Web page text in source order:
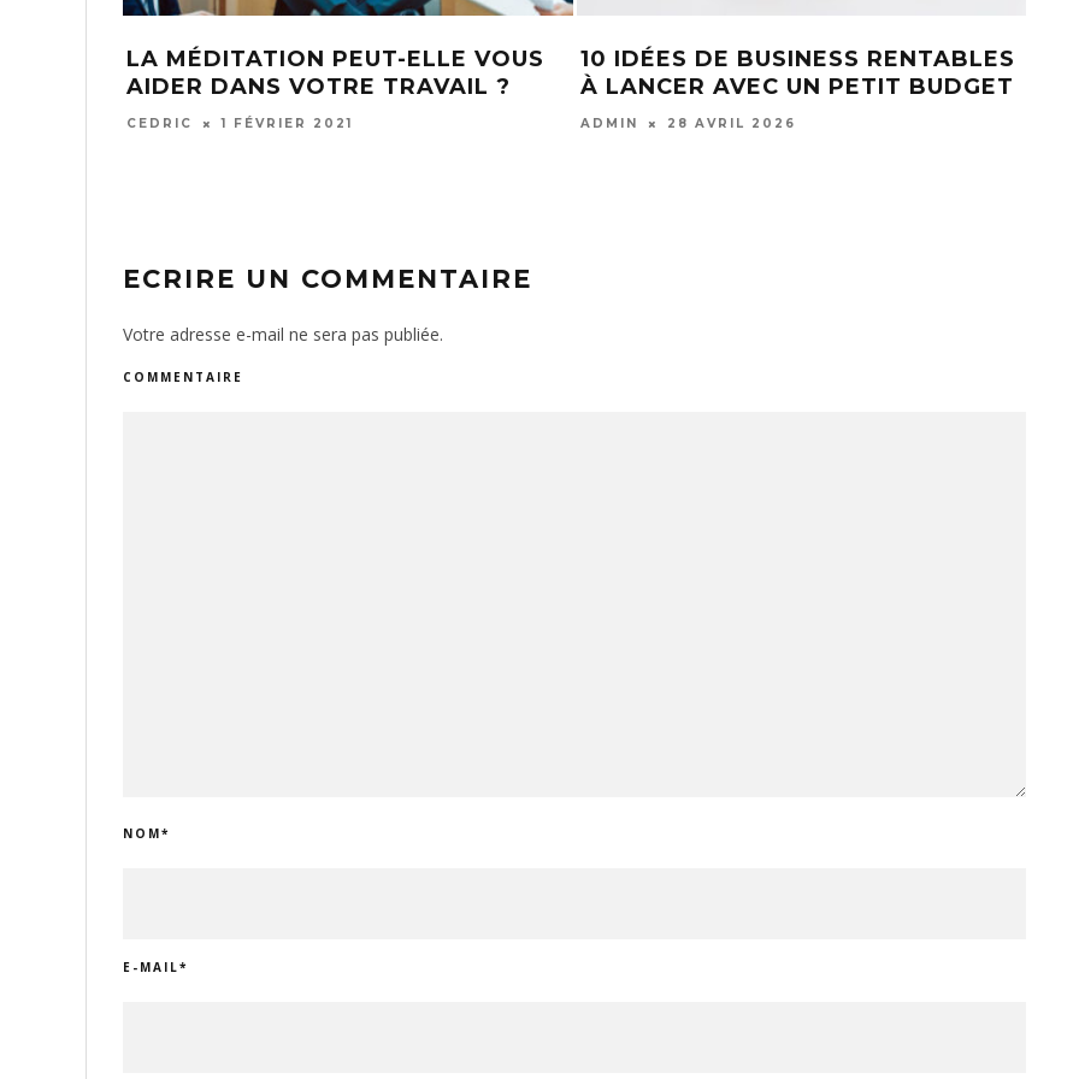
COMMENT SÉLECTIONNER LES
MEILLEURES ACTIVITÉS DE TEAM
BUILDING POUR VOTRE
COLLABOREZ AVEC UNE
ENTREPRISE DE CARTOUCHES
D’ENCRE
ECRIRE UN COMMENTAIRE
Votre adresse e-mail ne sera pas publiée.
COMMENTAIRE
NOM*
E-MAIL*